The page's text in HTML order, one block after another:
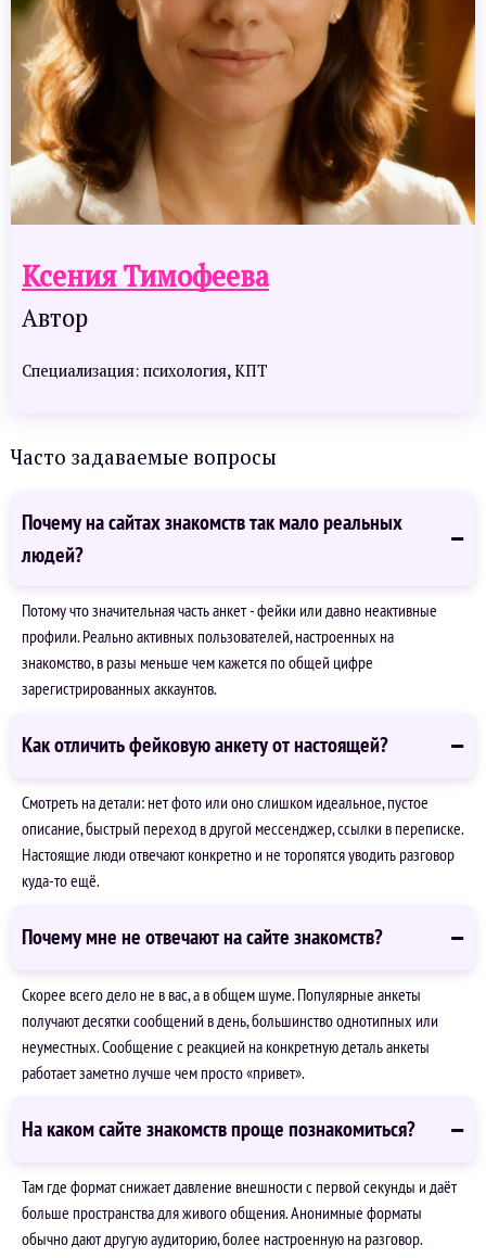
Ксения Тимофеева
Автор
Специализация: психология, КПТ
Часто задаваемые вопросы
Почему на сайтах знакомств так мало реальных
людей?
Потому что значительная часть анкет - фейки или давно неактивные
профили. Реально активных пользователей, настроенных на
знакомство, в разы меньше чем кажется по общей цифре
зарегистрированных аккаунтов.
Как отличить фейковую анкету от настоящей?
Смотреть на детали: нет фото или оно слишком идеальное, пустое
описание, быстрый переход в другой мессенджер, ссылки в переписке.
Настоящие люди отвечают конкретно и не торопятся уводить разговор
куда-то ещё.
Почему мне не отвечают на сайте знакомств?
Скорее всего дело не в вас, а в общем шуме. Популярные анкеты
получают десятки сообщений в день, большинство однотипных или
неуместных. Сообщение с реакцией на конкретную деталь анкеты
работает заметно лучше чем просто «привет».
На каком сайте знакомств проще познакомиться?
Там где формат снижает давление внешности с первой секунды и даёт
больше пространства для живого общения. Анонимные форматы
обычно дают другую аудиторию, более настроенную на разговор.